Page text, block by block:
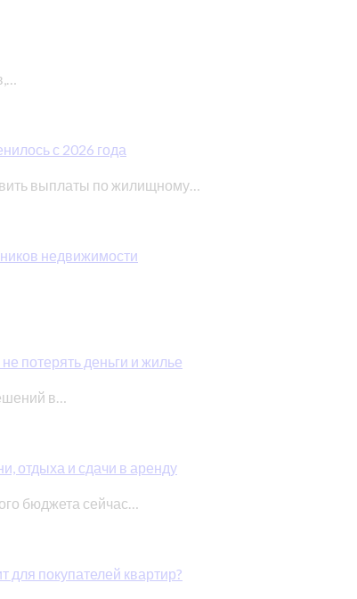
с 2026 года
выплаты по жилищному…
недвижимости
потерять деньги и жилье
в…
отдыха и сдачи в аренду
бюджета сейчас…
для покупателей квартир?